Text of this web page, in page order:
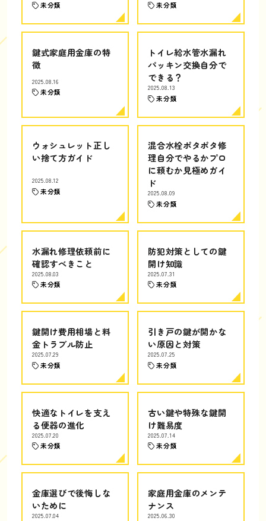
未分類 未分類
鍵式家庭用金庫の特
徴
2025.08.16
未分類
トイレ給水管水漏れ
パッキン交換自分で
できる？
2025.08.13
未分類
ウォシュレット正し
い捨て方ガイド
2025.08.12
未分類
混合水栓ポタポタ修
理自分でやるかプロ
に頼むか見極めガイ
ド
2025.08.09
未分類
水漏れ修理依頼前に
確認すべきこと
2025.08.03
未分類
防犯対策としての鍵
開け知識
2025.07.31
未分類
鍵開け費用相場と料
金トラブル防止
2025.07.29
未分類
引き戸の鍵が開かな
い原因と対策
2025.07.25
未分類
快適なトイレを支え
る便器の進化
2025.07.20
未分類
古い鍵や特殊な鍵開
け難易度
2025.07.14
未分類
金庫選びで後悔しな
いために
2025.07.04
家庭用金庫のメンテ
ナンス
2025.06.30